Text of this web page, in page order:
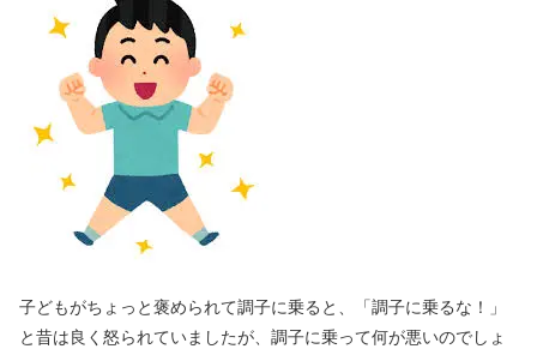
子どもがちょっと褒められて調子に乗ると、「調子に乗るな！」
と昔は良く怒られていましたが、調子に乗って何が悪いのでしょ